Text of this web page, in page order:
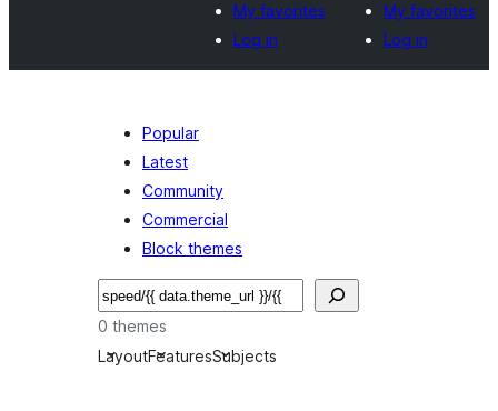
My favorites
Log in
My favorites
Log in
Popular
Latest
Community
Commercial
Block themes
Suchen
0 themes
LayoutFeaturesSubjects